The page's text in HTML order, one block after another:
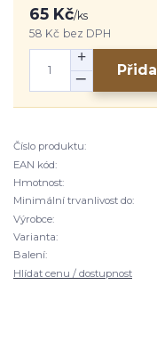
65 Kč/ks
58 Kč bez DPH
Číslo produktu:
EAN kód:
Hmotnost:
Minimální trvanlivost do:
Výrobce:
Varianta:
Balení:
Hlídat cenu / dostupnost